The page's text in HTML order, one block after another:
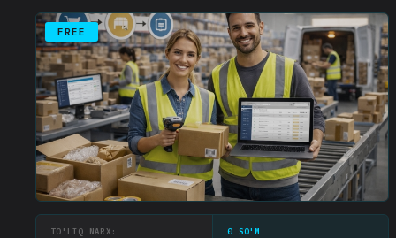
FREE
TO'LIQ NARX: 0 SO'M